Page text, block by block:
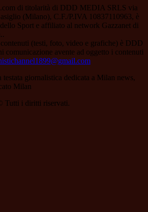
di titolarità di DDD MEDIA SRLS via
(Milano), C.F./P.IVA 10837110963, è
Sport e affiliato al network Gazzanet di
(testi, foto, video e grafiche) è DDD
avente ad oggetto i contenuti
giornalistica dedicata a Milan news,
Milan
Tutti i diritti riservati.